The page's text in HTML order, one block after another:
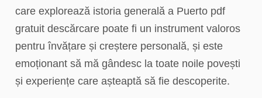
care explorează istoria generală a Puerto pdf
gratuit descărcare poate fi un instrument valoros
pentru învățare și creștere personală, și este
emoționant să mă gândesc la toate noile povești
și experiențe care așteaptă să fie descoperite.